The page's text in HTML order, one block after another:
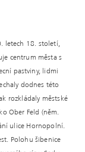
letech 18. století,
centrum města s
pastviny, lidmi
dodnes této
rozkládaly městské
Ober Feld (něm.
ulice Hornopolní.
Polohu šibenice